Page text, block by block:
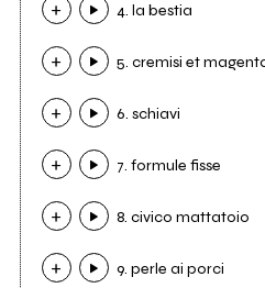
4. la bestia
5. cremisi et
6. schiavi
7. formule fisse
8. civico mattatoio
9. perle ai porci